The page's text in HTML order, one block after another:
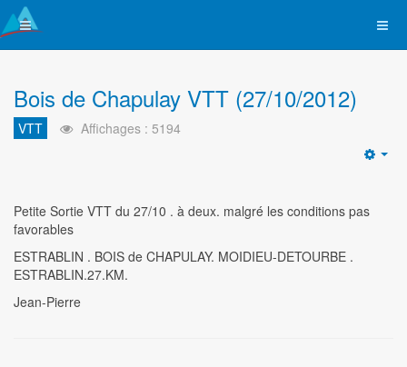
Bois de Chapulay VTT (27/10/2012)
VTT Affichages : 5194
Petite Sortie VTT du 27/10 . à deux. malgré les conditions pas
favorables
ESTRABLIN . BOIS de CHAPULAY. MOIDIEU-DETOURBE .
ESTRABLIN.27.KM.
Jean-Pierre